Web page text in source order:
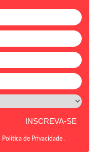
Política de Privacidade